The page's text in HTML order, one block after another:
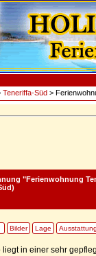
Teneriffa-Süd>
"Ferienwohnung
Bilder Lage Ausstattung
liegt in einer sehr